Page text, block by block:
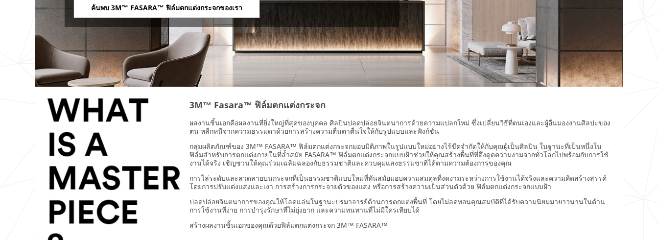
ค้นพบ 3M™ FASARA™ ฟิล์มตกแต่งกระจกของเรา
3M™ Fasara™ ฟิล์มตกแต่งกระจก
ผลงานชิ้นเอกคือผลงานที่ยิ่งใหญ่ที่สุดของบุคคล ศิลปินปลดปล่อยจินตนาการด้วยความแปลกใหม่ ซึ่งเปลี่ยนวิธีที่ตนเองและผู้อื่นมองงานศิลปะของ
ตน หลีกหนีจากความธรรมดาด้วยการสร้างความตื่นตาตื่นใจให้กับรูปแบบและฟังก์ชัน
กลุ่มผลิตภัณฑ์ของ 3M™ FASARA™ ฟิล์มตกแต่งกระจกมอบมิติภาพในรูปแบบใหม่อย่างไร้ขีดจำกัดให้กับคุณผู้เป็นศิลปิน ในฐานะที่เป็นหนึ่งใน
ฟิล์มสำหรับการตกแต่งภายในที่ล้ำสมัย FASARA™ ฟิล์มตกแต่งกระจกแบบฝ้าช่วยให้คุณสร้างพื้นที่ที่ดึงดูดความงามจากทั่วโลกไปพร้อมกับการใช้
งานได้จริง เชิญชวนให้คุณร่วมเฉลิมฉลองกับธรรมชาติและควบคุมแสงธรรมชาติได้ตามความต้องการของคุณ
การไล่ระดับและลวดลายบนกระจกที่เป็นธรรมชาติแบบใหม่ที่ทันสมัยมอบความสมดุลที่งดงามระหว่างการใช้งานได้จริงและความคิดสร้างสรรค์
โดยการปรับแต่งแสงและเงา การสร้างการกระจายตัวของแสง หรือการสร้างความเป็นส่วนตัวด้วย ฟิล์มตกแต่งกระจกแบบฝ้า
ปลดปล่อยจินตนาการของคุณให้โลดแล่นในฐานะปรมาจารย์ด้านการตกแต่งพื้นที่ โดยไม่ลดทอนคุณสมบัติที่ได้รับความนิยมมายาวนานในด้าน
การใช้งานที่ง่าย การบำรุงรักษาที่ไม่ยุ่งยาก และความทนทานที่ไม่มีใครเทียบได้
สร้างผลงานชิ้นเอกของคุณด้วยฟิล์มตกแต่งกระจก 3M™ FASARA™